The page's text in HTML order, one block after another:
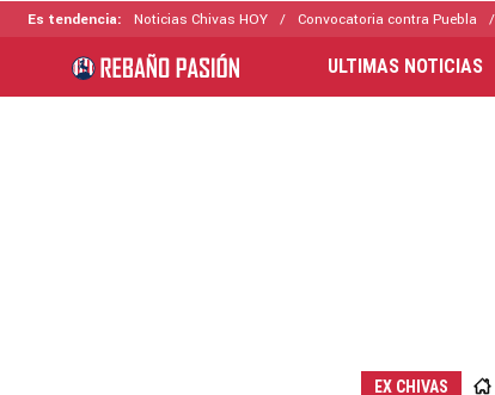
Es tendencia: Noticias Chivas HOY Convocatoria contra Puebla
ULTIMAS NOTICIAS
EX CHIVAS